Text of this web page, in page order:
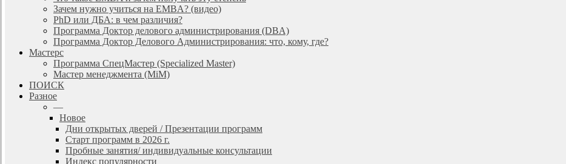
Зачем нужно учиться на EMBA? (видео)
PhD или ДБА: в чем различия?
Программа Доктор делового администрирования (DBА)
Программа Доктор Делового Администрирования: что, кому, где?
Мастерс
Программа СпецМастер (Specialized Master)
Мастер менеджмента (MiM)
ПОИСК
Разное
—
Новое
Дни открытых дверей / Презентации программ
Старт программ в 2026 г.
Пробные занятия/ индивидуальные консультации
Индекс популярности